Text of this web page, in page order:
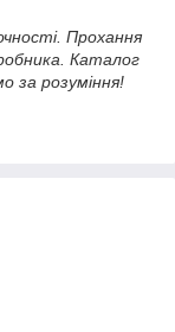
Прохання
Каталог
за розуміння!